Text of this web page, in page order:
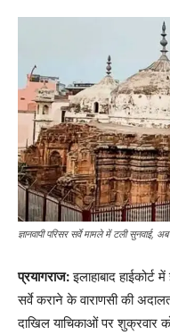
ज्ञानवापी परिसर सर्वे मामले में टली सुनवाई,
प्रयागराज:इलाहाबाद हाईकोर्ट
सर्वे कराने के वाराणसी की
दाखिल याचिकाओं पर शुक्रवार